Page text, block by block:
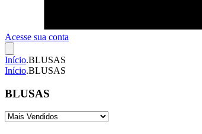
Acesse sua conta
Início.BLUSAS
Início.BLUSAS
BLUSAS